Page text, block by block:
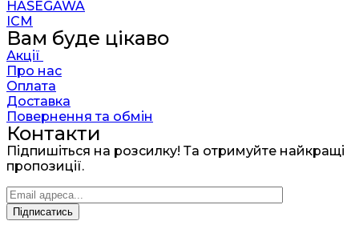
HASEGAWA
ICM
Вам буде цікаво
Акції
Про нас
Оплата
Доставка
Повернення та обмін
Контакти
Підпишіться на розсилку! Та отримуйте найкращі
пропозиції.